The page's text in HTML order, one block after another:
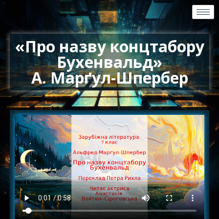
«Про назву концтабору
Бухенвальд»
А. Марґул-Шпербер